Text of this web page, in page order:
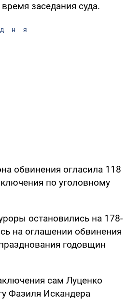
заседания суда.
обвинения огласила 118
по уголовному
остановились на 178-
на оглашении обвинения
годовщин
сам Луценко
Фазиля Искандера